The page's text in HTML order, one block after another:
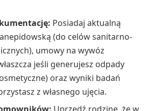
Posiadaj aktualną
(do celów sanitarno-
umowy na wywóz
jeśli generujesz odpady
oraz wyniki badań
z własnego ujęcia.